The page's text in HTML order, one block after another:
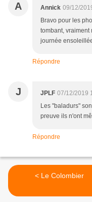
A Annick 09/12/
Bravo pour les
tombant, vraiment
journée
Répondre
J JPLF 07/12/2019
Les "baladurs"
preuve ils n'ont
Répondre
< Le Colombier